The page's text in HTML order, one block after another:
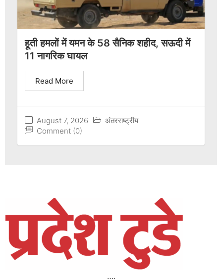
हूती हमलों में यमन के 58 सैनिक शहीद, सऊदी में
11 नागरिक घायल
August 7, 2026
अंतरराष्ट्रीय
Comment (0)
Read More
….